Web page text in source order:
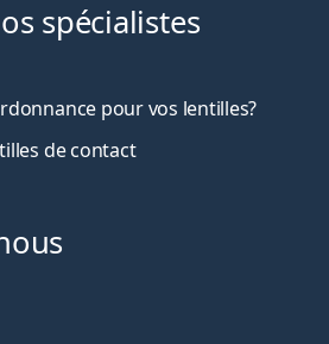
spécialistes
pour vos lentilles?
de contact